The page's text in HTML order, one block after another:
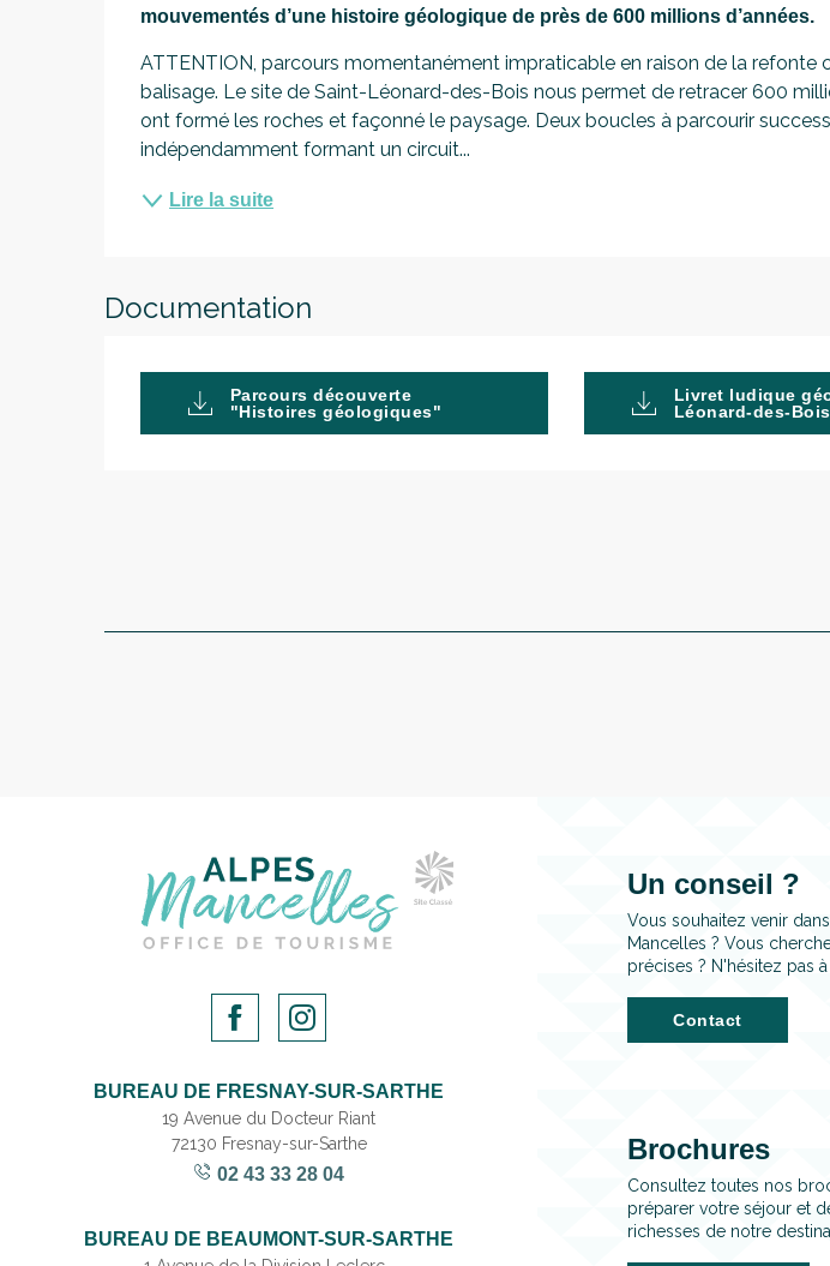
mouvementés d’une histoire géologique de près de 600 millions d’années.
ATTENTION, parcours momentanément impraticable en raison de la refonte
balisage. Le site de Saint-Léonard-des-Bois nous permet de retracer 600
ont formé les roches et façonné le paysage. Deux boucles à parcourir
indépendamment formant un circuit...
Lire la suite
Documentation
Parcours découverte
"Histoires géologiques"
Livret ludique
Léonard-des-Bois
BUREAU DE FRESNAY-SUR-SARTHE
19 Avenue du Docteur Riant
72130 Fresnay-sur-Sarthe
02 43 33 28 04
BUREAU DE BEAUMONT-SUR-SARTHE
Un conseil ?
Vous souhaitez venir
Mancelles ? Vous
précises ? N'hésitez pas
Contact
Brochures
Consultez toutes nos
préparer votre séjour et
richesses de notre